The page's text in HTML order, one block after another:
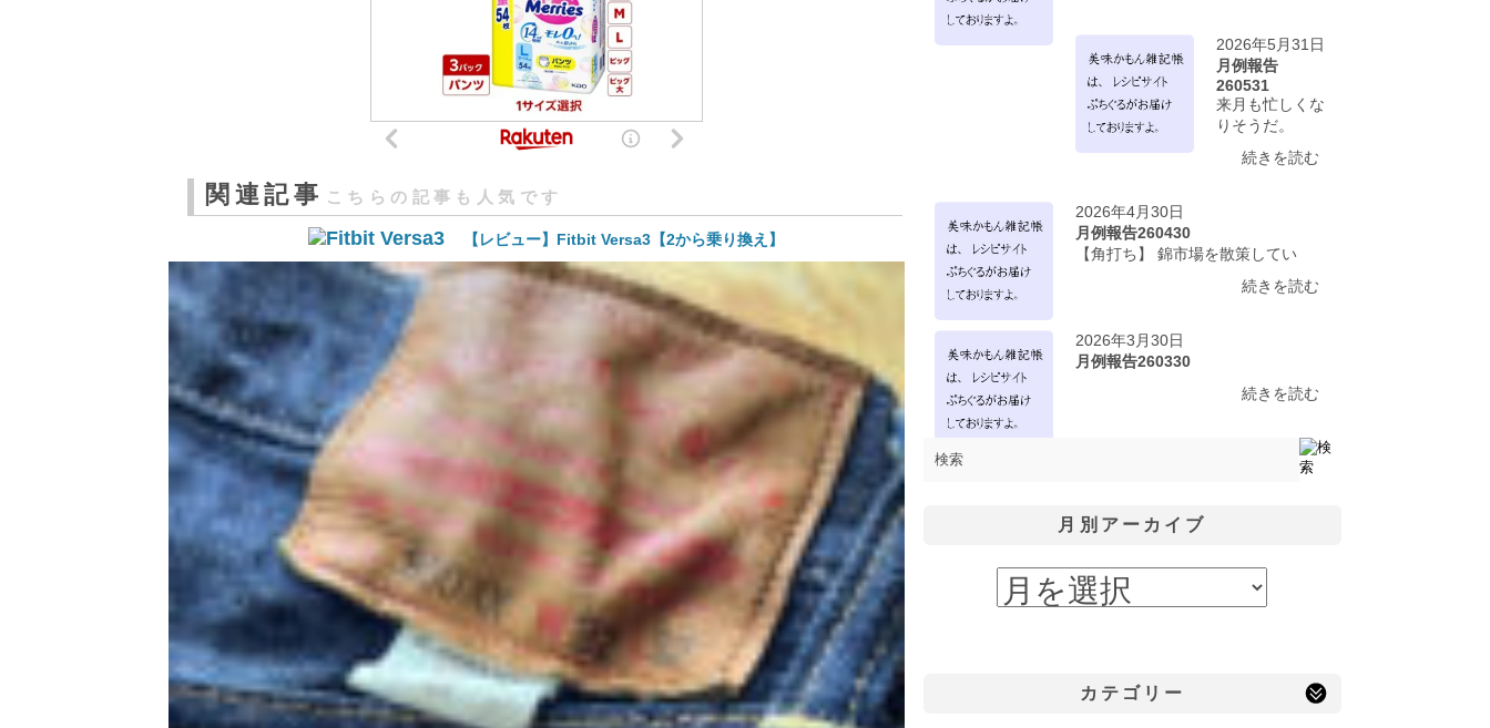
関連記事 こちらの記事も人気です
【レビュー】Fitbit Versa3【2から乗り換え】
2026年5月31日
月例報告
260531
来月も忙しくな
りそうだ。
続きを読む
2026年4月30日
月例報告260430
【角打ち】 錦市場を散策してい
続きを読む
2026年3月30日
月例報告260330
続きを読む
月別アーカイブ
カテゴリー